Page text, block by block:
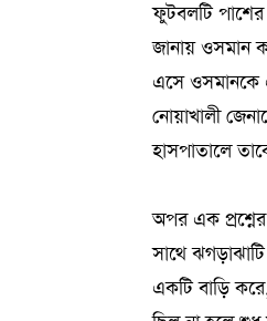
ফুটবলটি পাশের
জানায় ওসমান
এসে ওসমানকে
নোয়াখালী
হাসপাতালে
অপর এক
সাথে
একটি বাড়ি